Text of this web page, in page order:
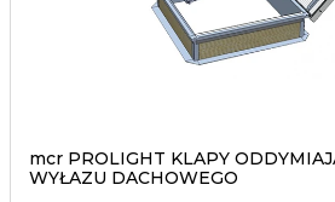
mcr PROLIGHT KLAPY
WYŁAZU DACHOWEGO